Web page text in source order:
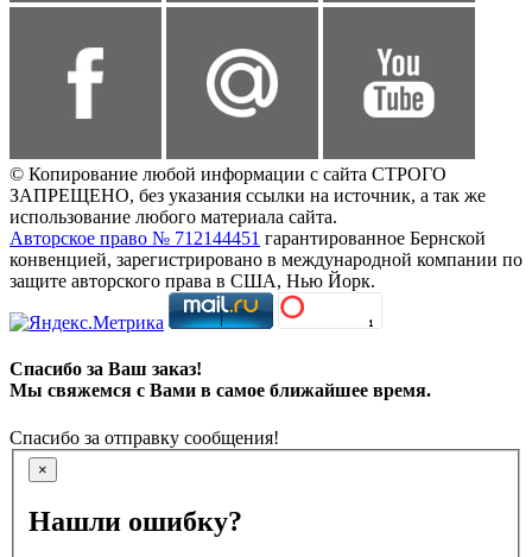
© Копирование любой информации с сайта СТРОГО
ЗАПРЕЩЕНО, без указания ссылки на источник, а так же
использование любого материала сайта.
Авторское право № 712144451 гарантированное Бернской
конвенцией, зарегистрировано в международной компании по
защите авторского права в США, Нью Йорк.
Спасибо за Ваш заказ!
Мы свяжемся с Вами в самое ближайшее время.
Спасибо за отправку сообщения!
×
Нашли ошибку?